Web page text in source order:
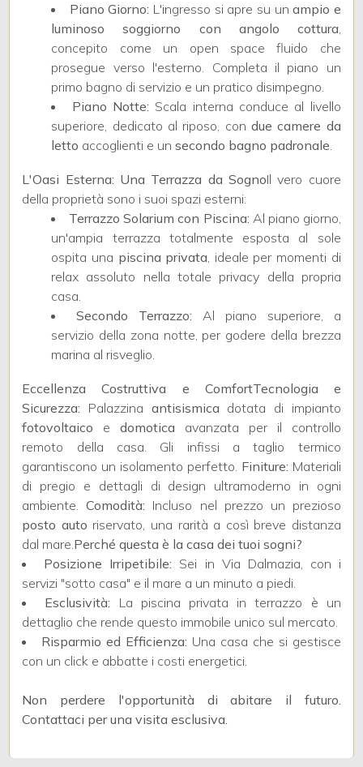
Piano Giorno: L'ingresso si apre su unampio e
luminoso soggiorno con angolo cottura,
concepito come un open space fluido che
prosegue verso l'esterno. Completa il piano un
primo bagno di servizio e un pratico disimpegno.
Piano Notte: Scala interna conduce al livello
superiore, dedicato al riposo, condue camere da
letto accoglienti e unsecondo bagno padronale.
L'Oasi Esterna: Una Terrazza da SognoIl vero cuore
della proprietà sono i suoi spazi esterni:
Terrazzo Solarium con Piscina: Al piano giorno,
un'ampia terrazza totalmente esposta al sole
ospita una piscina privata, ideale per momenti di
relax assoluto nella totale privacy della propria
casa.
Secondo Terrazzo: Al piano superiore, a
servizio della zona notte, per godere della brezza
marina al risveglio.
Eccellenza Costruttiva e ComfortTecnologia e
Sicurezza: Palazzina antisismica dotata di impianto
fotovoltaico edomotica avanzata per il controllo
remoto della casa. Gli infissi a taglio termico
garantiscono un isolamento perfetto. Finiture: Materiali
di pregio e dettagli di design ultramoderno in ogni
ambiente.Comodità: Incluso nel prezzo un prezioso
posto auto riservato, una rarità a così breve distanza
dal mare.Perché questa è la casa dei tuoi sogni?
Posizione Irripetibile: Sei in Via Dalmazia, con i
servizi "sotto casa" e il mare a un minuto a piedi.
Esclusività: La piscina privata in terrazzo è un
dettaglio che rende questo immobile unico sul mercato.
Risparmio ed Efficienza: Una casa che si gestisce
con un click e abbatte i costi energetici.
Non perdere l'opportunità di abitare il futuro.
Contattaci per una visita esclusiva.
Bagni
minimi
Qualsiasi
3
4
5
5+
Camere
minime
Qualsiasi
1